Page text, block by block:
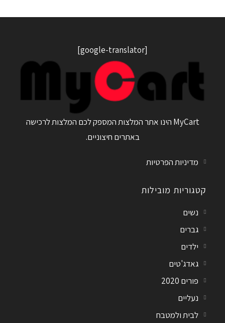
[google-translator]
MyCart הינו אתר המלצות המספק לכם המלצות לרכישה
באתרים חיצוניים.
מדיניות הפרטיות
קטגוריות מובילות
נשים
גברים
ילדים
גאדג'טים
פורים 2020
נעליים
לבית ולמטבח